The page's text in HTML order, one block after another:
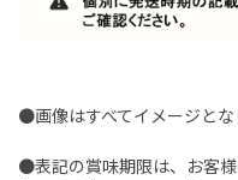
●画像はすべてイメージとな
●表記の賞味期限は、お客